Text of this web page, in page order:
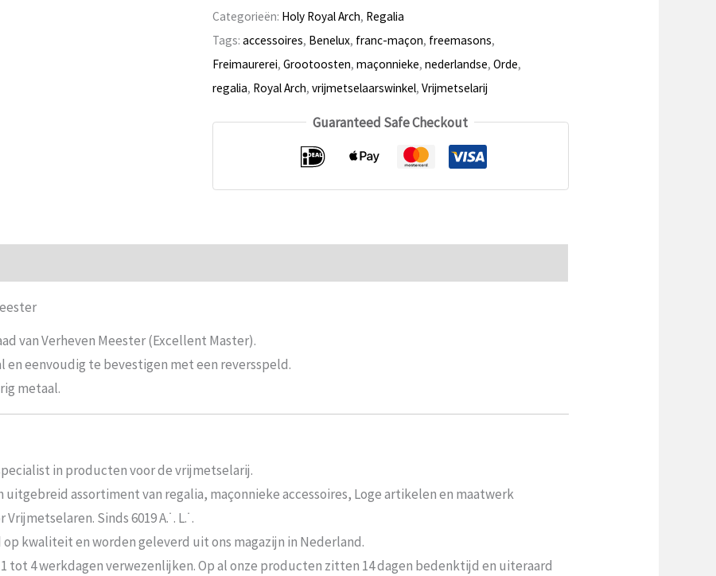
Borstjuweel,
Verheven
Meester
aantal
Categorieën: Holy Royal Arch, Regalia
Tags: accessoires, Benelux, franc-maçon, freemasons,
Freimaurerei, Grootoosten, maçonnieke, nederlandse, Orde,
regalia, Royal Arch, vrijmetselaarswinkel, Vrijmetselarij
Guaranteed Safe Checkout
van Verheven Meester (Excellent Master).
en eenvoudig te bevestigen met een reversspeld.
metaal.
in producten voor de vrijmetselarij.
uitgebreid assortiment van regalia, maçonnieke accessoires, Loge artikelen en maatwerk
Sinds 6019 A.˙. L.˙.
kwaliteit en worden geleverd uit ons magazijn in Nederland.
tot 4 werkdagen verwezenlijken. Op al onze producten zitten 14 dagen bedenktijd en uiteraard